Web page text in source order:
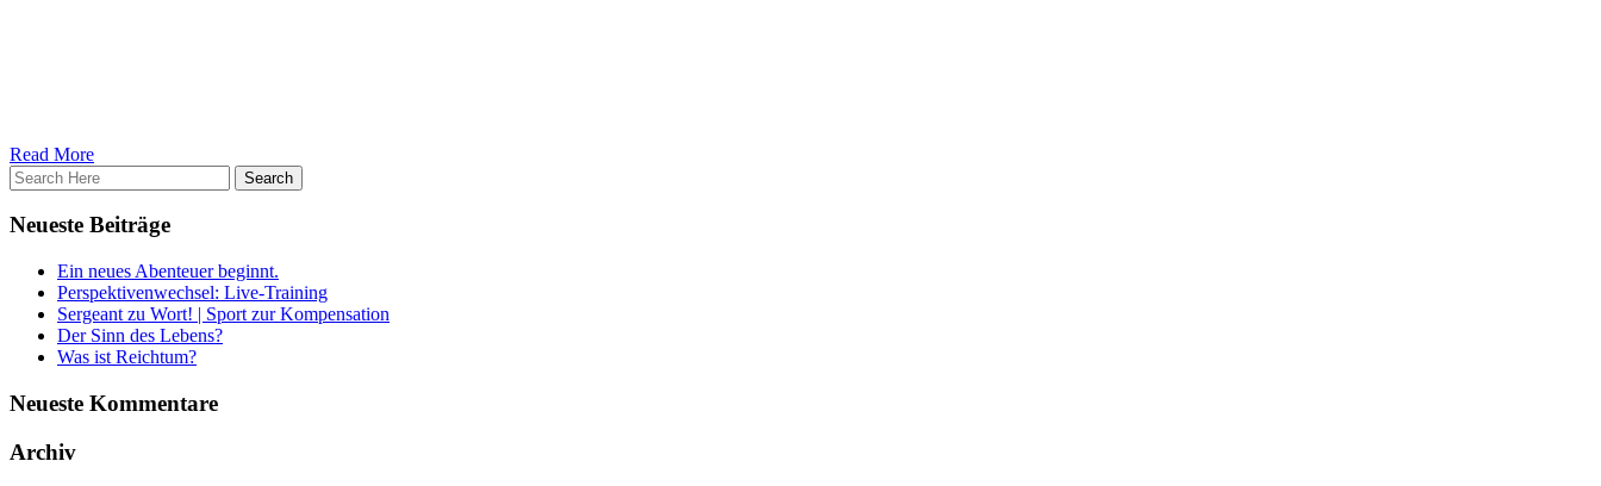
Read More
Neueste Beiträge
Ein neues Abenteuer beginnt.
Perspektivenwechsel: Live-Training
Sergeant zu Wort! | Sport zur Kompensation
Der Sinn des Lebens?
Was ist Reichtum?
Neueste Kommentare
Archiv